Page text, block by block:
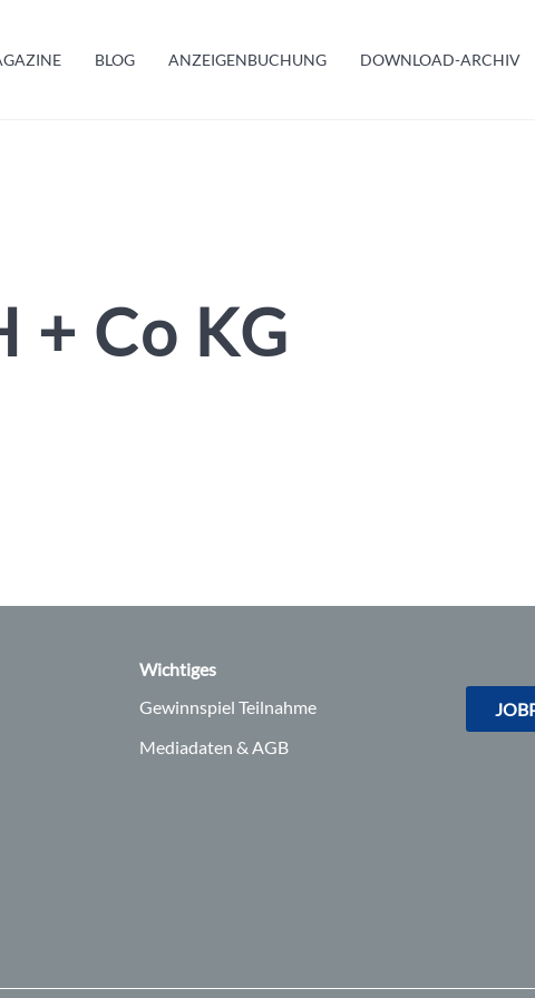
BLOG ANZEIGENBUCHUNG DOWNLOAD-ARCHIV
+ Co KG
Wichtiges
Gewinnspiel Teilnahme
Mediadaten & AGB